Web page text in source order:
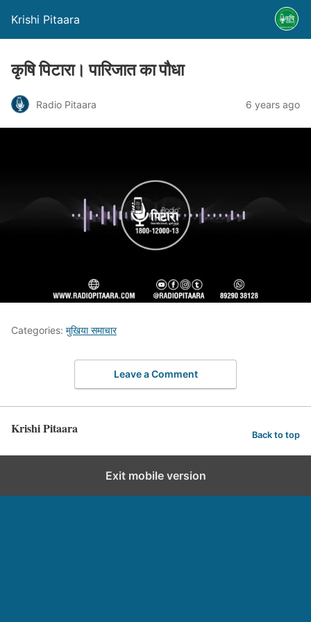
Krishi Pitaara
कृषि पिटारा। पारिजात का पौधा
Radio Pitaara 6 years ago
Categories: मुखिया समाचार
Leave a Comment
Krishi Pitaara Back to top
Exit mobile version